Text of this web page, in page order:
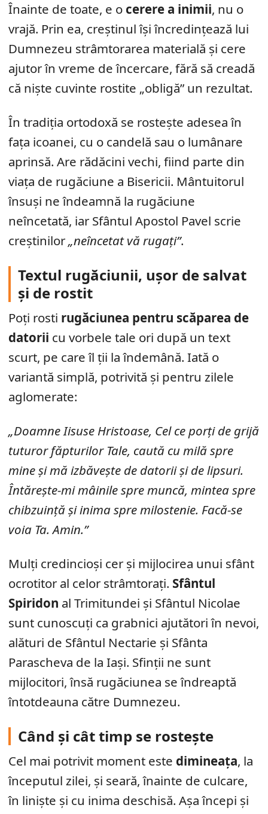
Înainte de toate, e o cerere a inimii, nu o
vrajă. Prin ea, creștinul își încredințează lui
Dumnezeu strâmtorarea materială și cere
ajutor în vreme de încercare, fără să creadă
că niște cuvinte rostite „obligă” un rezultat.
În tradiția ortodoxă se rostește adesea în
fața icoanei, cu o candelă sau o lumânare
aprinsă. Are rădăcini vechi, fiind parte din
viața de rugăciune a Bisericii. Mântuitorul
însuși ne îndeamnă la rugăciune
neîncetată, iar Sfântul Apostol Pavel scrie
creștinilor„neîncetat vă rugați”.
Textul rugăciunii, ușor de salvat
și de rostit
Poți rosti rugăciunea pentru scăparea de
datorii cu vorbele tale ori după un text
scurt, pe care îl ții la îndemână. Iată o
variantă simplă, potrivită și pentru zilele
aglomerate:
„Doamne Iisuse Hristoase, Cel ce porți de grijă
tuturor făpturilor Tale, caută cu milă spre
mine și mă izbăvește de datorii și de lipsuri.
Întărește-mi mâinile spre muncă, mintea spre
chibzuință și inima spre milostenie. Facă-se
voia Ta. Amin.”
Mulți credincioși cer și mijlocirea unui sfânt
ocrotitor al celor strâmtorați. Sfântul
Spiridon al Trimitundei și Sfântul Nicolae
sunt cunoscuți ca grabnici ajutători în nevoi,
alături de Sfântul Nectarie și Sfânta
Parascheva de la Iași. Sfinții ne sunt
mijlocitori, însă rugăciunea se îndreaptă
întotdeauna către Dumnezeu.
Când și cât timp se rostește
Cel mai potrivit moment este dimineața, la
începutul zilei, și seară, înainte de culcare,
în liniște și cu inima deschisă. Așa începi și